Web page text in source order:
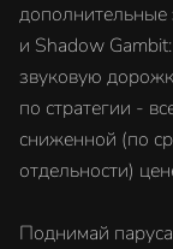
и Shadow
звуковую
по стратегии -
сниженной (по
отдельности)
Поднимай